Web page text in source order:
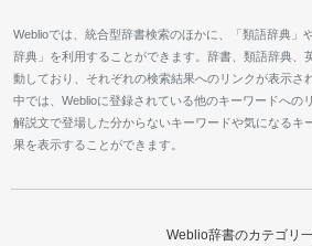
Weblioでは、統合型辞書検索のほかに、「類語辞典」
辞典」を利用することができます。辞書、類語辞典、
動しており、それぞれの検索結果へのリンクが表示さ
中では、Weblioに登録されている他のキーワードへの
解説文で登場した分からないキーワードや気になるキ
果を表示することができます。
Weblio辞書のカテゴリ